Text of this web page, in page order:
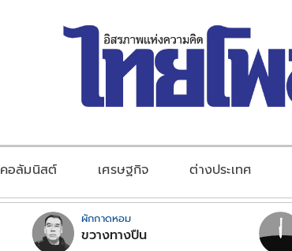
คอลัมนิสต์ เศรษฐกิจ ต่างประเทศ
ผักกาดหอม
ขวางทางปืน